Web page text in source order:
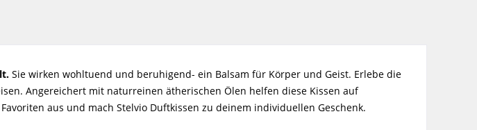
Sie wirken wohltuend und beruhigend- ein Balsam für Körper und Geist. Erlebe die
Angereichert mit naturreinen ätherischen Ölen helfen diese Kissen auf
aus und mach Stelvio Duftkissen zu deinem individuellen Geschenk.